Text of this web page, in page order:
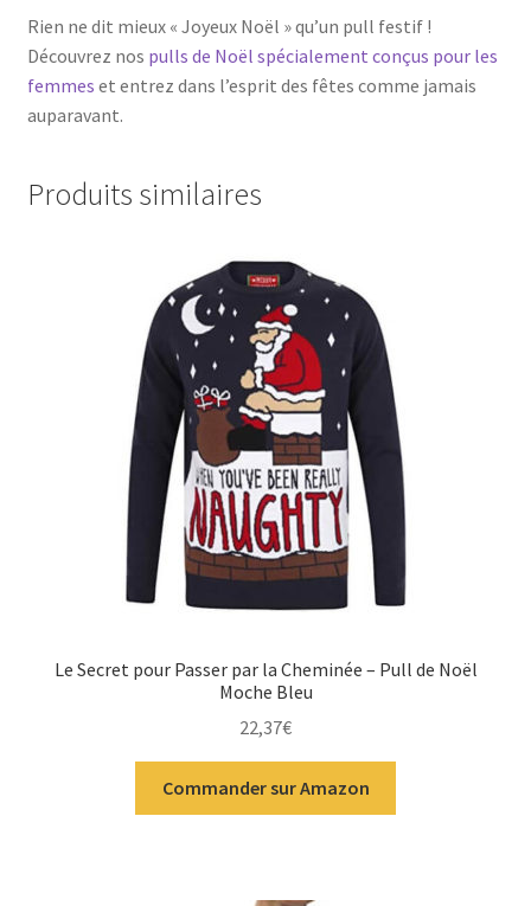
Rien ne dit mieux « Joyeux Noël » qu’un pull festif !
Découvrez nos pulls de Noël spécialement conçus pour les
femmes et entrez dans l’esprit des fêtes comme jamais
auparavant.
Produits similaires
Le Secret pour Passer par la Cheminée – Pull de Noël
Moche Bleu
22,37€
Commander sur Amazon